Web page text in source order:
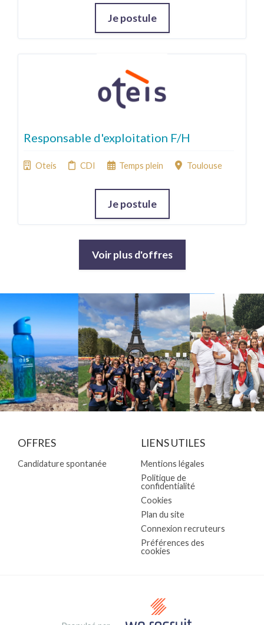
Je postule
Responsable d'exploitation F/H
Oteis CDI Temps plein Toulouse
Je postule
Voir plus d'offres
OFFRES
Candidature spontanée
LIENS UTILES
Mentions légales
Politique de
confidentialité
Cookies
Plan du site
Connexion recruteurs
Préférences des
cookies